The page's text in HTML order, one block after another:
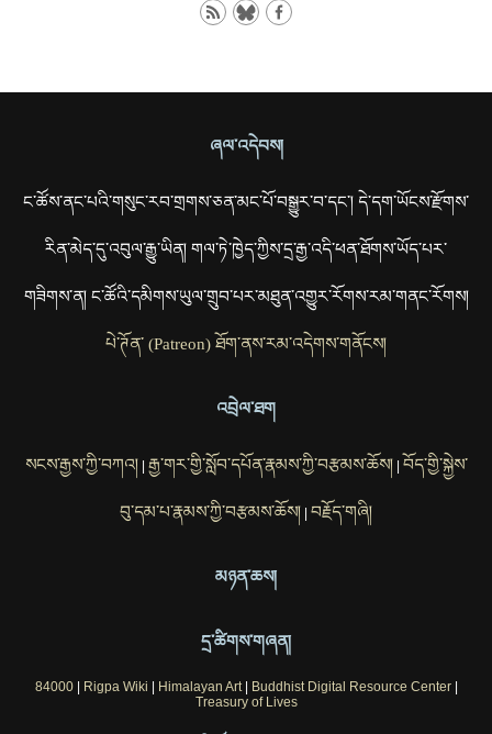
ཞལ་འདེབས།
ང་ཚོས་ནང་པའི་གསུང་རབ་གྲགས་ཅན་མང་པོ་བསྒྱུར་བ་དང་། དེ་དག་ཡོངས་རྫོགས་
རིན་མེད་དུ་འབུལ་རྒྱུ་ཡིན། གལ་ཏེ་ཁྱེད་ཀྱིས་དྲ་རྒྱ་འདི་ཕན་ཐོགས་ཡོད་པར་
གཟིགས་ན། ང་ཚོའི་དམིགས་ཡུལ་གྲུབ་པར་མཐུན་འགྱུར་རོགས་རམ་གནང་རོགས།
པེ་ཊོན་ (Patreon) ཐོག་ནས་རམ་འདེགས་གནོངས།
འབྲེལ་ཐག
སངས་རྒྱས་ཀྱི་བཀའ། རྒྱ་གར་གྱི་སློབ་དཔོན་རྣམས་ཀྱི་བརྩམས་ཆོས། བོད་གྱི་སྐྱེས་
བུ་དམ་པ་རྣམས་ཀྱི་བརྩམས་ཆོས། བརྗོད་གཞི།
མཉན་ཆས།
དྲ་ཚིགས་གཞན།
84000| Rigpa Wiki Himalayan Art| Buddhist Digital Resource Center|
Treasury of Lives